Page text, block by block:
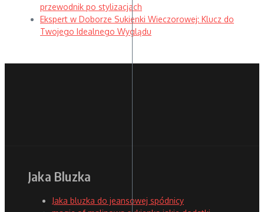
przewodnik po stylizacjach
Ekspert w Doborze Sukienki Wieczorowej: Klucz do
Twojego Idealnego Wyglądu
Jaka Bluzka
Jaka bluzka do jeansowej spódnicy